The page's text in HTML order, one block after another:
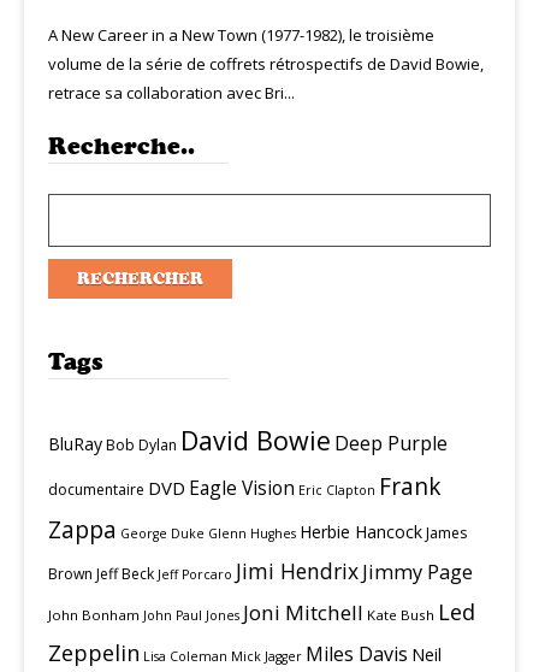
A New Career in a New Town (1977-1982), le troisième
volume de la série de coffrets rétrospectifs de David Bowie,
retrace sa collaboration avec Bri...
Recherche..
Tags
BluRayBob Dylan David Bowie Deep Purple
documentaire DVD Eagle Vision Eric Clapton Frank
Zappa George Duke Glenn Hughes Herbie HancockJames
Brown Jeff Beck Jeff Porcaro Jimi HendrixJimmy Page
John Bonham John Paul Jones Joni Mitchell Kate Bush Led
Zeppelin Lisa Coleman Mick Jagger Miles Davis Neil